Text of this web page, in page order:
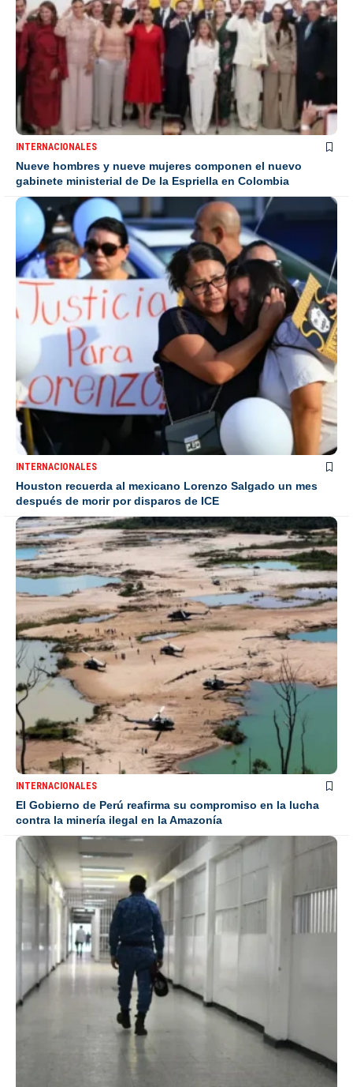
INTERNACIONALES
Nueve hombres y nueve mujeres componen el nuevo
gabinete ministerial de De la Espriella en Colombia
INTERNACIONALES
Houston recuerda al mexicano Lorenzo Salgado un mes
después de morir por disparos de ICE
INTERNACIONALES
El Gobierno de Perú reafirma su compromiso en la lucha
contra la minería ilegal en la Amazonía